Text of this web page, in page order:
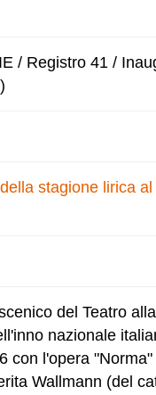
/ Registro 41 /
stagione lirica
del Teatro
nazionale
con l'opera
Wallmann (del